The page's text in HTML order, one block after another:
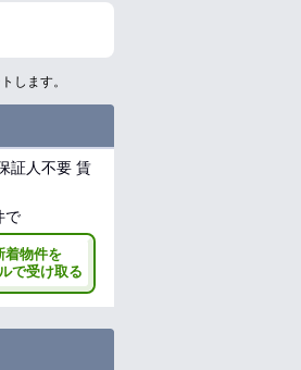
します。
証人不要 賃
で
着物件を
で受け取る